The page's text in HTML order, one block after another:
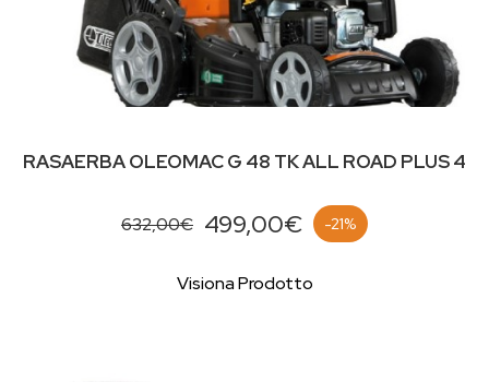
RASAERBA OLEOMAC G 48 TK ALL ROAD PLUS 4
632,00€ 499,00€ -21%
Visiona Prodotto